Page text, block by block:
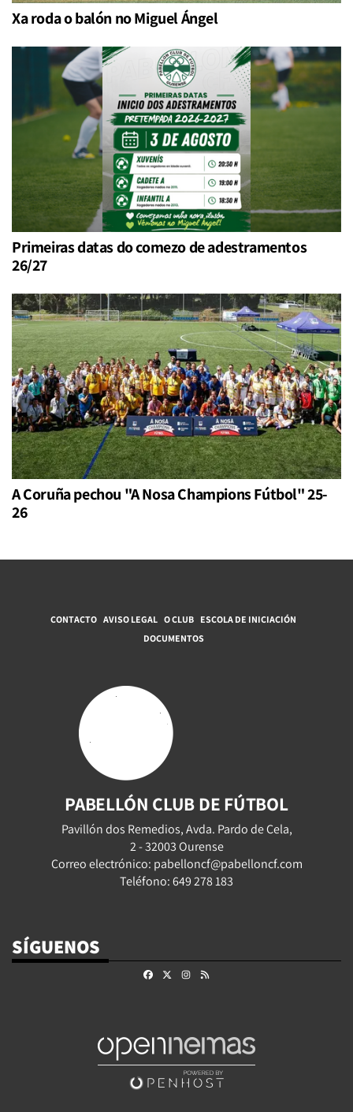
Xa roda o balón no Miguel Ángel
Primeiras datas do comezo de adestramentos
26/27
A Coruña pechou "A Nosa Champions Fútbol" 25-
26
CONTACTO AVISO LEGAL O CLUB ESCOLA DE INICIACIÓN
DOCUMENTOS
PABELLÓN CLUB DE FÚTBOL
Pavillón dos Remedios, Avda. Pardo de Cela,
2 - 32003 Ourense
Correo electrónico: pabelloncf@pabelloncf.com
Teléfono: 649 278 183
SÍGUENOS
FacebookInstagram